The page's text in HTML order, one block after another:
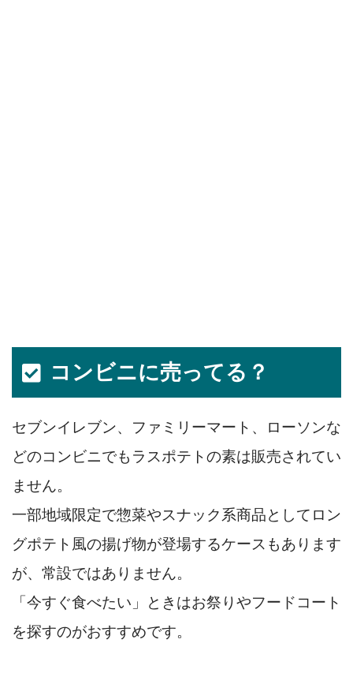
コンビニに売ってる？
セブンイレブン、ファミリーマート、ローソンな
どのコンビニでもラスポテトの素は販売されてい
ません。
一部地域限定で惣菜やスナック系商品としてロン
グポテト風の揚げ物が登場するケースもあります
が、常設ではありません。
「今すぐ食べたい」ときはお祭りやフードコート
を探すのがおすすめです。